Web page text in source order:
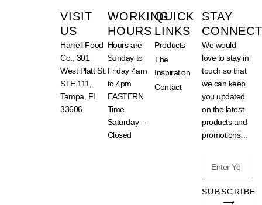
VISIT
US
Harrell Food
Co., 301
West Platt St.
STE 111,
Tampa, FL
33606
WORKING
HOURS
Hours are
Sunday to
Friday 4am
to 4pm
EASTERN
Time
Saturday –
Closed
QUICK
LINKS
Products
The
Inspiration
Contact
STAY
We would
love to stay in
touch so that
we can keep
you updated
on the latest
products and
promotions…
Your
Address
SUBSCRIBE
⟶